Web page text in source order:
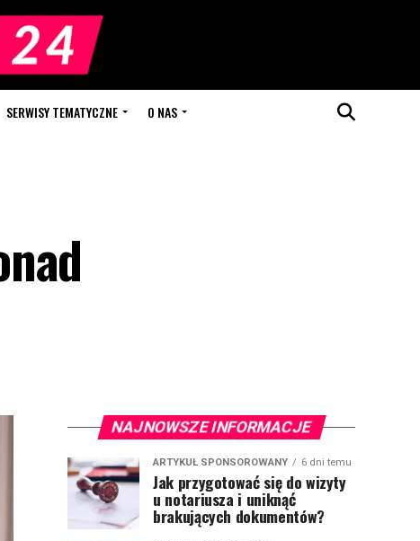
SERWISY TEMATYCZNE O NAS
NAJNOWSZE INFORMACJE
ARTYKUŁ SPONSOROWANY 6 dni temu
Jak przygotować się do wizyty
u notariusza i uniknąć
brakujących dokumentów?